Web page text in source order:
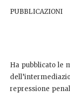
PUBBLICAZIONI
Ha pubblicato le
repressione